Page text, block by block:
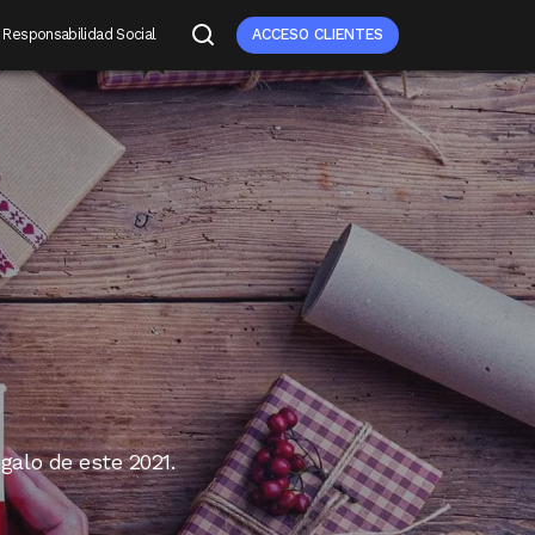
Responsabilidad Social ACCESO CLIENTES
de este 2021.